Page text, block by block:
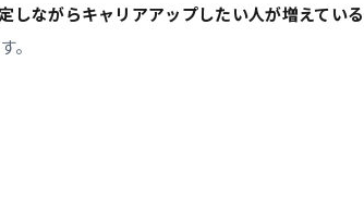
しながらキャリアアップしたい人が増えている
。